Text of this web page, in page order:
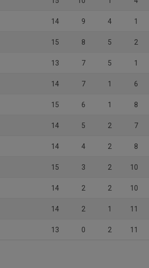
14 9 4 1
15 8 5 2
13 7 5 1
14 7 1 6
15 6 1 8
14 5 2 7
14 4 2 8
15 3 2 10
14 2 2 10
14 2 1 11
13 0 2 11